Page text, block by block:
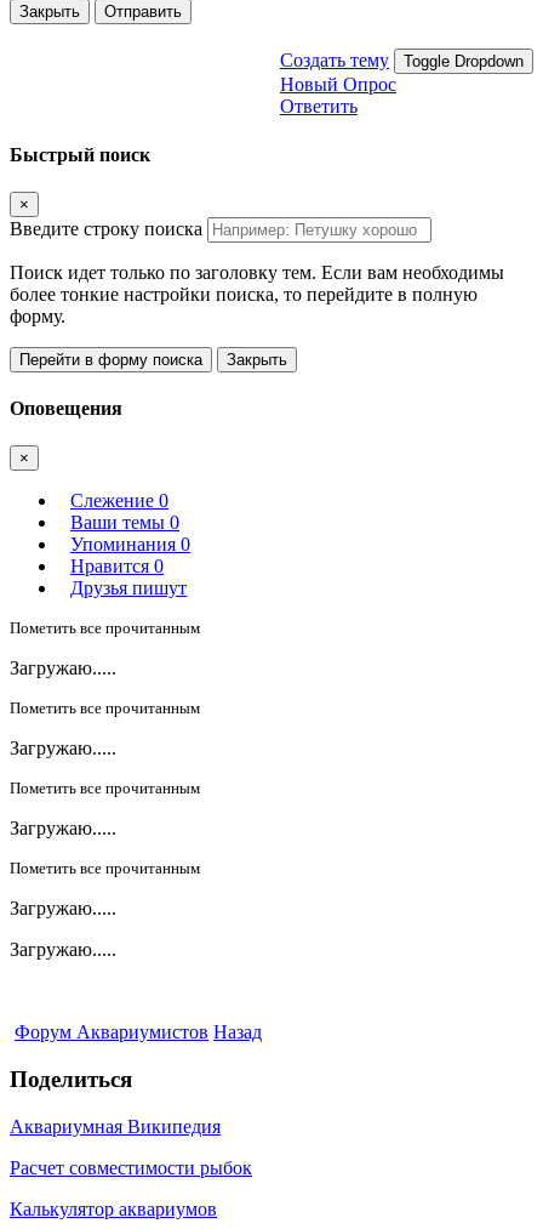
Закрыть Отправить
Создать тему Toggle Dropdown
Новый Опрос
Ответить
Быстрый поиск
×
Введите строку поиска
Поиск идет только по заголовку тем. Если вам необходимы
более тонкие настройки поиска, то перейдите в полную
форму.
Перейти в форму поиска Закрыть
Оповещения
×
Слежение 0
Ваши темы 0
Упоминания 0
Нравится 0
Друзья пишут
Пометить все прочитанным
Загружаю.....
Пометить все прочитанным
Загружаю.....
Пометить все прочитанным
Загружаю.....
Пометить все прочитанным
Загружаю.....
Загружаю.....
Форум Аквариумистов Назад
Поделиться
Аквариумная Википедия
Расчет совместимости рыбок
Калькулятор аквариумов